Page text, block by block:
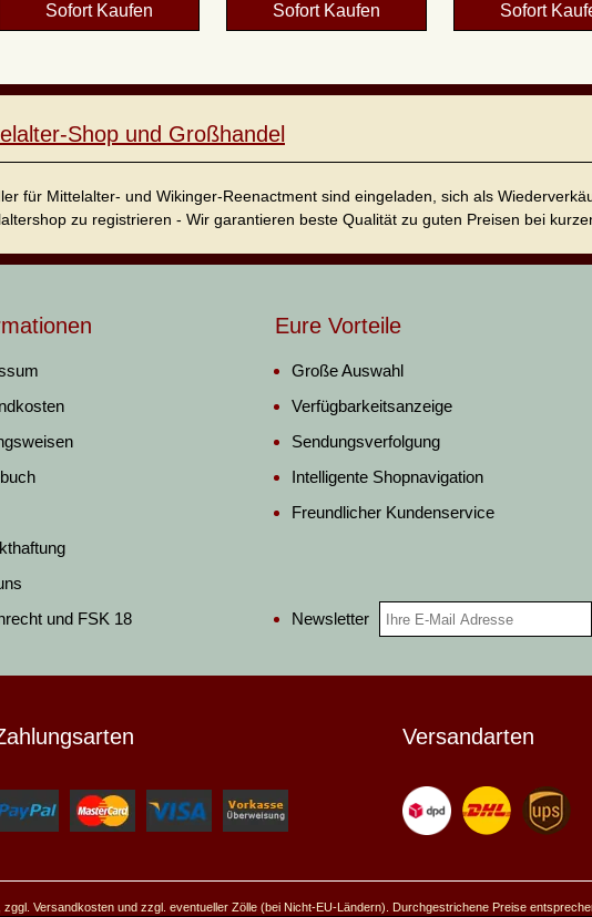
Sofort Kaufen Sofort Kaufen Sofort
Shop und Großhandel
für Mittelalter- und Wikinger-Reenactment sind eingeladen, sich als
zu registrieren - Wir garantieren beste Qualität zu guten Preisen bei
und FSK 18
Eure Vorteile
Große Auswahl
Verfügbarkeitsanzeige
Sendungsverfolgung
Intelligente Shopnavigation
Freundlicher Kundenservice
Newsletter
Versandarten
Versandkosten und zzgl. eventueller Zölle (bei Nicht-EU-Ländern). Durchgestrichene Preise